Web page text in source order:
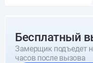
Бесплатный
Замерщик подъедет
часов после вызова